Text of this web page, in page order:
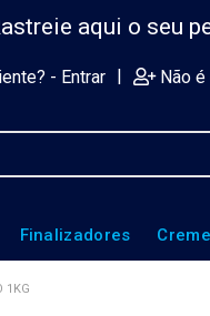
aqui o seu
- Entrar | Não
Finalizadores
1KG